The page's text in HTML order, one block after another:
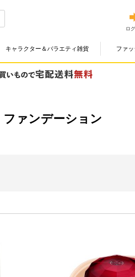
ロ
キャラクター＆バラエティ雑貨 ファ
ファンデーション